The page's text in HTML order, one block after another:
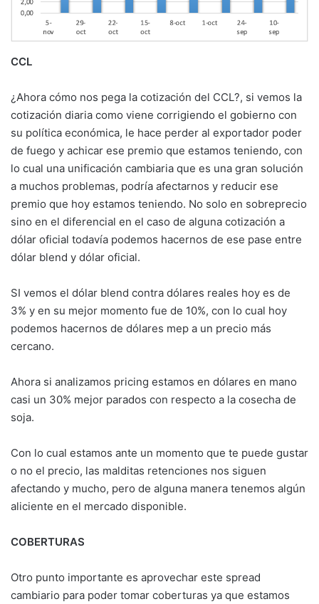
CCL
¿Ahora cómo nos pega la cotización del CCL?, si vemos la
cotización diaria como viene corrigiendo el gobierno con
su política económica, le hace perder al exportador poder
de fuego y achicar ese premio que estamos teniendo, con
lo cual una unificación cambiaria que es una gran solución
a muchos problemas, podría afectarnos y reducir ese
premio que hoy estamos teniendo. No solo en sobreprecio
sino en el diferencial en el caso de alguna cotización a
dólar oficial todavía podemos hacernos de ese pase entre
dólar blend y dólar oficial.
SI vemos el dólar blend contra dólares reales hoy es de
3% y en su mejor momento fue de 10%, con lo cual hoy
podemos hacernos de dólares mep a un precio más
cercano.
Ahora si analizamos pricing estamos en dólares en mano
casi un 30% mejor parados con respecto a la cosecha de
soja.
Con lo cual estamos ante un momento que te puede gustar
o no el precio, las malditas retenciones nos siguen
afectando y mucho, pero de alguna manera tenemos algún
aliciente en el mercado disponible.
COBERTURAS
Otro punto importante es aprovechar este spread
cambiario para poder tomar coberturas ya que estamos